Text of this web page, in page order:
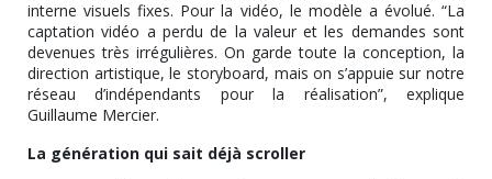
interne visuels fixes. Pour la vidéo, le modèle a évolué. “La
captation vidéo a perdu de la valeur et les demandes sont
devenues très irrégulières. On garde toute la conception, la
direction artistique, le storyboard, mais on s’appuie sur notre
réseau d’indépendants pour la réalisation”, explique
Guillaume Mercier.
La génération qui sait déjà scroller